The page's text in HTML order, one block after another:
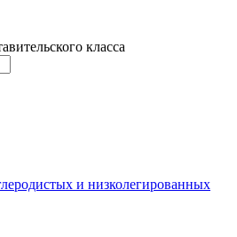
класса
и низколегированных